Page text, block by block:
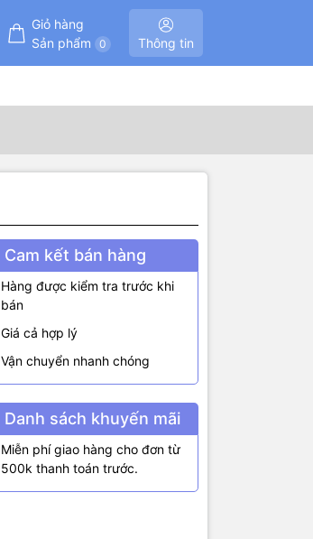
Giỏ hàng
Sản phẩm
0 Thông tin
Cam kết bán hàng
Hàng được kiểm tra trước khi
bán
Giá cả hợp lý
Vận chuyển nhanh chóng
Danh sách khuyến mãi
Miễn phí giao hàng cho đơn từ
500k thanh toán trước.